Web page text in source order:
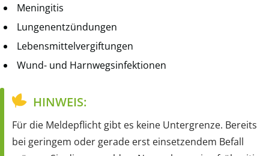
Meningitis
Lungenentzündungen
Lebensmittelvergiftungen
Wund- und Harnwegsinfektionen
HINWEIS:
Für die Meldepflicht gibt es keine Untergrenze. Bereits
bei geringem oder gerade erst einsetzendem Befall